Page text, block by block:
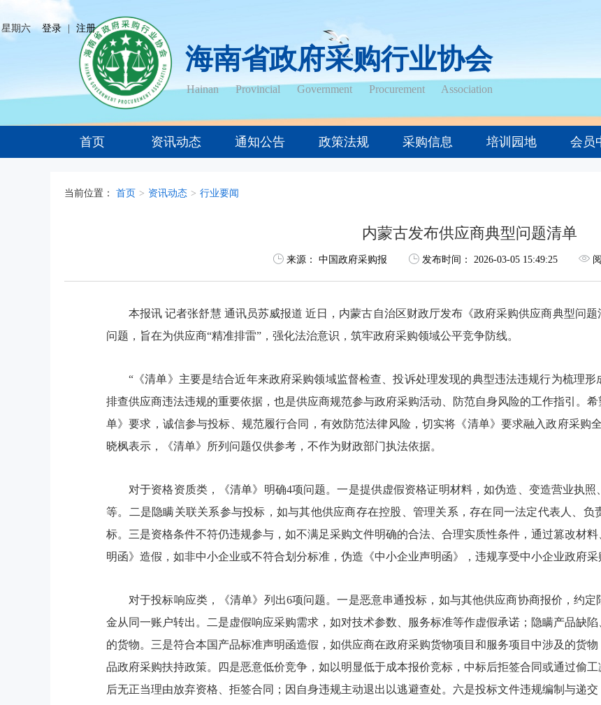
星期六 登录 | 注册
海南省政府采购行业协会
Hainan Provincial Government Procurement Association
首页 资讯动态 通知公告 政策法规 采购信息 培训园地 会员
当前位置： 首页 > 资讯动态 > 行业要闻
内蒙古发布供应商典型问题清单
来源： 中国政府采购报 发布时间： 2026-03-05 15:49:25
本报讯 记者张舒慧 通讯员苏威报道 近日，内蒙古自治区财政厅发布《政府采购供应商典型问
问题，旨在为供应商“精准排雷”，强化法治意识，筑牢政府采购领域公平竞争防线。
“《清单》主要是结合近年来政府采购领域监督检查、投诉处理发现的典型违法违规行为梳理形
排查供应商违法违规的重要依据，也是供应商规范参与政府采购活动、防范自身风险的工作指引。
单》要求，诚信参与投标、规范履行合同，有效防范法律风险，切实将《清单》要求融入政府采购
晓枫表示，《清单》所列问题仅供参考，不作为财政部门执法依据。
对于资格资质类，《清单》明确4项问题。一是提供虚假资格证明材料，如伪造、变造营业执
等。二是隐瞒关联关系参与投标，如与其他供应商存在控股、管理关系，存在同一法定代表人、
标。三是资格条件不符仍违规参与，如不满足采购文件明确的合法、合理实质性条件，通过篡改材
明函》造假，如非中小企业或不符合划分标准，伪造《中小企业声明函》，违规享受中小企业政府采
对于投标响应类，《清单》列出6项问题。一是恶意串通投标，如与其他供应商协商报价，约
金从同一账户转出。二是虚假响应采购需求，如对技术参数、服务标准等作虚假承诺；隐瞒产品缺
的货物。三是符合本国产品标准声明函造假，如供应商在政府采购货物项目和服务项目中涉及的货
品政府采购扶持政策。四是恶意低价竞争，如以明显低于成本报价竞标，中标后拒签合同或通过偷
后无正当理由放弃资格、拒签合同；因自身违规主动退出以逃避查处。六是投标文件违规编制与递